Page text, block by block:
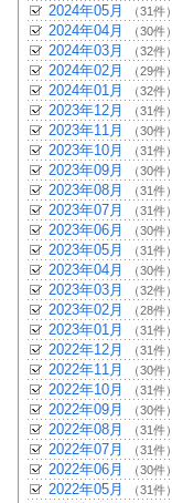
2024年05月 （31件）
2024年04月 （30件）
2024年03月 （32件）
2024年02月 （29件）
2024年01月 （32件）
2023年12月 （31件）
2023年11月 （30件）
2023年10月 （31件）
2023年09月 （30件）
2023年08月 （31件）
2023年07月 （31件）
2023年06月 （30件）
2023年05月 （31件）
2023年04月 （30件）
2023年03月 （32件）
2023年02月 （28件）
2023年01月 （31件）
2022年12月 （31件）
2022年11月 （30件）
2022年10月 （31件）
2022年09月 （30件）
2022年08月 （31件）
2022年07月 （31件）
2022年06月 （30件）
2022年05月 （31件）